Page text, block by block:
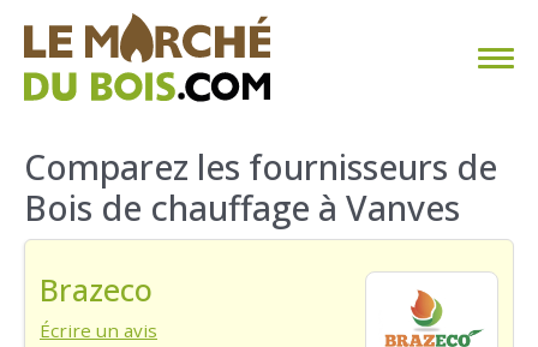
CHAUFFAGE AU BOIS
FAQ
TROUVER SON FOURNISSEUR
Comparez les fournisseurs de
Bois de chauffage à Vanves
Brazeco
Écrire un avis